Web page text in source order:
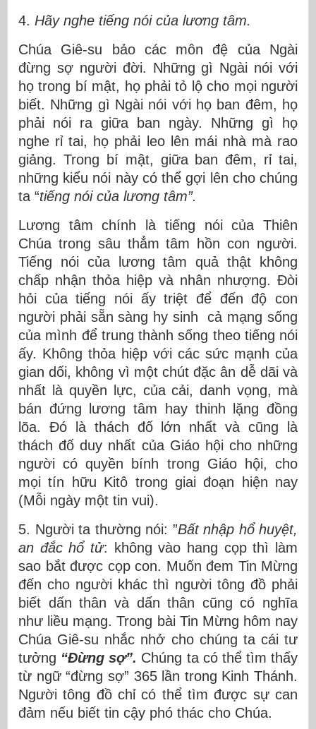
4. Hãy nghe tiếng nói của lương tâm.
Chúa Giê-su bảo các môn đệ của Ngài
đừng sợ người đời. Những gì Ngài nói với
họ trong bí mật, họ phải tỏ lộ cho mọi người
biết. Những gì Ngài nói với họ ban đêm, họ
phải nói ra giữa ban ngày. Những gì họ
nghe rỉ tai, họ phải leo lên mái nhà mà rao
giảng. Trong bí mật, giữa ban đêm, rỉ tai,
những kiểu nói này có thể gợi lên cho chúng
ta “tiếng nói của lương tâm”.
Lương tâm chính là tiếng nói của Thiên
Chúa trong sâu thẳm tâm hồn con người.
Tiếng nói của lương tâm quả thật không
chấp nhận thỏa hiệp và nhân nhượng. Đòi
hỏi của tiếng nói ấy triệt để đến độ con
người phải sẵn sàng hy sinh cả mạng sống
của mình để trung thành sống theo tiếng nói
ấy. Không thỏa hiệp với các sức mạnh của
gian dối, không vì một chút đặc ân dễ dãi và
nhất là quyền lực, của cải, danh vọng, mà
bán đứng lương tâm hay thinh lặng đồng
lõa. Đó là thách đố lớn nhất và cũng là
thách đố duy nhất của Giáo hội cho những
người có quyền bính trong Giáo hội, cho
mọi tín hữu Kitô trong giai đoạn hiện nay
(Mỗi ngày một tin vui).
5. Người ta thường nói: ”Bất nhập hổ huyệt,
an đắc hổ tử: không vào hang cọp thì làm
sao bắt được cọp con. Muốn đem Tin Mừng
đến cho người khác thì người tông đồ phải
biết dấn thân và dấn thân cũng có nghĩa
như liều mạng. Trong bài Tin Mừng hôm nay
Chúa Giê-su nhắc nhở cho chúng ta cái tư
tưởng “Đừng sợ”. Chúng ta có thể tìm thấy
từ ngữ “đừng sợ” 365 lần trong Kinh Thánh.
Người tông đồ chỉ có thể tìm được sự can
đảm nếu biết tin cậy phó thác cho Chúa.